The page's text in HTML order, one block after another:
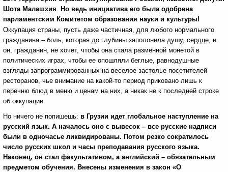
Шота Малашхия. Но ведь инициатива его была одобрена
парламентским Комитетом образования науки и культуры!
Оккупация страны, пусть даже частичная, для любого нормального
гражданина – боль, которая до глубины заполонила душу, сердце, и
он, гражданин, не хочет, чтобы она стала разменной монетой в
политических играх, чтобы ее опошляли беглые, равнодушные
взгляды запрограммированных на веселое застолье посетителей
ресторанов, чье внимание на какой-то период приковано лишь к
перечню блюд в меню и ценам на них, а никак не к последней строке
об оккупации.
Но ничего не попишешь: в Грузии идет глобальное наступление на
русский язык. А началось оно с вывесок – все русские надписи
были в одночасье ликвидированы. Потом резко сократилось
число русских школ и часы преподавания русского языка.
Наконец, он стал факультативом, а английский – обязательным
предметом обучения. Внесены изменения в закон «О